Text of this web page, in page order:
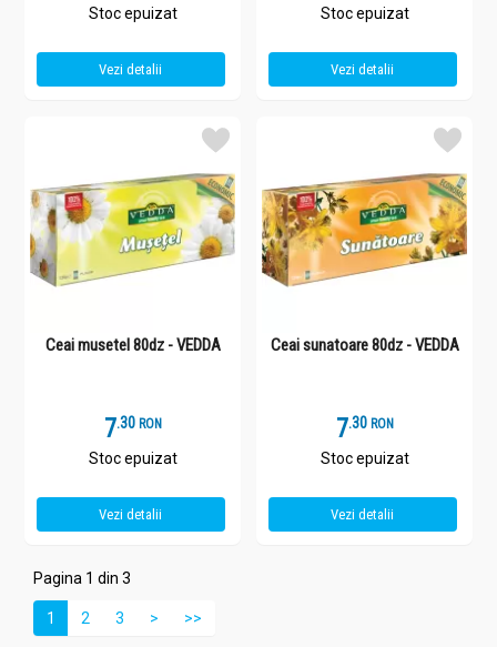
Stoc epuizat
Vezi detalii
Stoc epuizat
Vezi detalii
Ceai musetel 80dz - VEDDA
7.3 RON
Stoc epuizat
Vezi detalii
Ceai sunatoare 80dz - VEDDA
7.3 RON
Stoc epuizat
Vezi detalii
Pagina 1 din 3
1 2 3 > >>